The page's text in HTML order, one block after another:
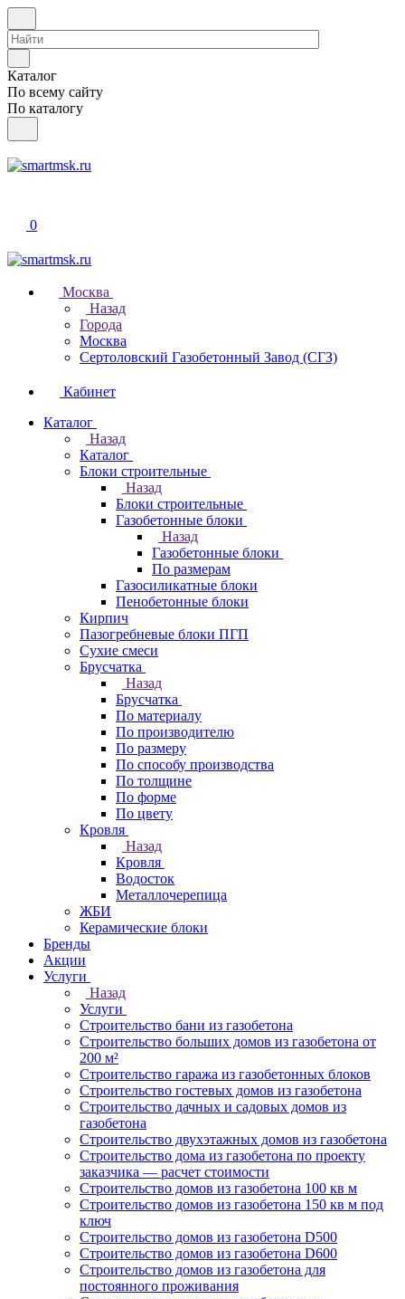
Каталог
По всему сайту
По каталогу
0
Москва
Назад
Города
Москва
Сертоловский Газобетонный Завод (СГЗ)
Кабинет
Каталог
Назад
Каталог
Блоки строительные
Назад
Блоки строительные
Газобетонные блоки
Назад
Газобетонные блоки
По размерам
Газосиликатные блоки
Пенобетонные блоки
Кирпич
Пазогребневые блоки ПГП
Сухие смеси
Брусчатка
Назад
Брусчатка
По материалу
По производителю
По размеру
По способу производства
По толщине
По форме
По цвету
Кровля
Назад
Кровля
Водосток
Металлочерепица
ЖБИ
Керамические блоки
Бренды
Акции
Услуги
Назад
Услуги
Строительство бани из газобетона
Строительство больших домов из газобетона от
200 м²
Строительство гаража из газобетонных блоков
Строительство гостевых домов из газобетона
Строительство дачных и садовых домов из
газобетона
Строительство двухэтажных домов из газобетона
Строительство дома из газобетона по проекту
заказчика — расчет стоимости
Строительство домов из газобетона 100 кв м
Строительство домов из газобетона 150 кв м под
ключ
Строительство домов из газобетона D500
Строительство домов из газобетона D600
Строительство домов из газобетона для
постоянного проживания